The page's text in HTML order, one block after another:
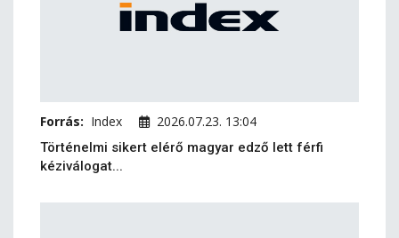
Forrás: Index 2026.07.23. 13:04
Történelmi sikert elérő magyar edző lett férfi
kéziválogat...